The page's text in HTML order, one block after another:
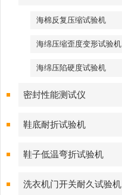
海棉反复压缩试验机
海绵压缩歪度变形试验机
海绵压陷硬度试验机
密封性能测试仪
鞋底耐折试验机
鞋子低温弯折试验机
洗衣机门开关耐久试验机